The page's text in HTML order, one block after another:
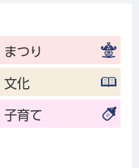
まつり
文化
子育て